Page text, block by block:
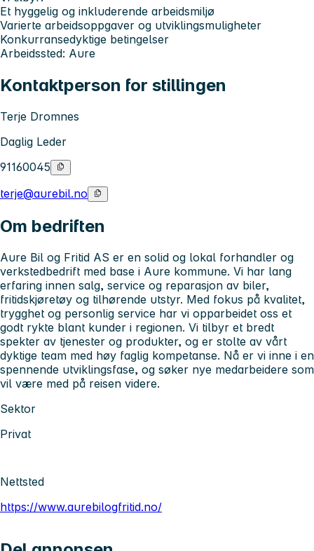
Et hyggelig og inkluderende arbeidsmiljø
Varierte arbeidsoppgaver og utviklingsmuligheter
Konkurransedyktige betingelser
Arbeidssted: Aure
Kontaktperson for stillingen
Terje Dromnes
Daglig Leder
91160045
terje@aurebil.no
Om bedriften
Aure Bil og Fritid AS er en solid og lokal forhandler og
verkstedbedrift med base i Aure kommune. Vi har lang
erfaring innen salg, service og reparasjon av biler,
fritidskjøretøy og tilhørende utstyr. Med fokus på kvalitet,
trygghet og personlig service har vi opparbeidet oss et
godt rykte blant kunder i regionen. Vi tilbyr et bredt
spekter av tjenester og produkter, og er stolte av vårt
dyktige team med høy faglig kompetanse. Nå er vi inne i en
spennende utviklingsfase, og søker nye medarbeidere som
vil være med på reisen videre.
Sektor
Privat
Nettsted
https://www.aurebilogfritid.no/